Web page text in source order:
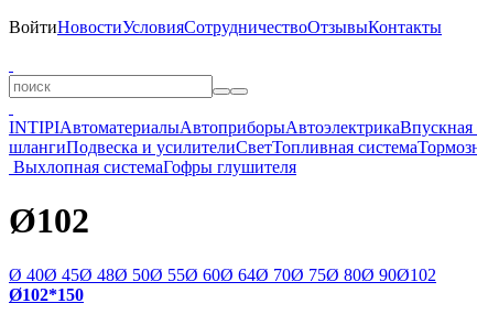
ВойтиНовостиУсловияСотрудничествоОтзывыКонтакты
INTIPIАвтоматериалыАвтоприборыАвтоэлектрикаВпускная
шлангиПодвеска и усилителиСветТопливная система
Выхлопная системаГофры глушителя
Ø102
Ø 40Ø 45Ø 48Ø 50Ø 55Ø 60Ø 64Ø 70Ø 75Ø 80Ø 90Ø102
Ø102*150